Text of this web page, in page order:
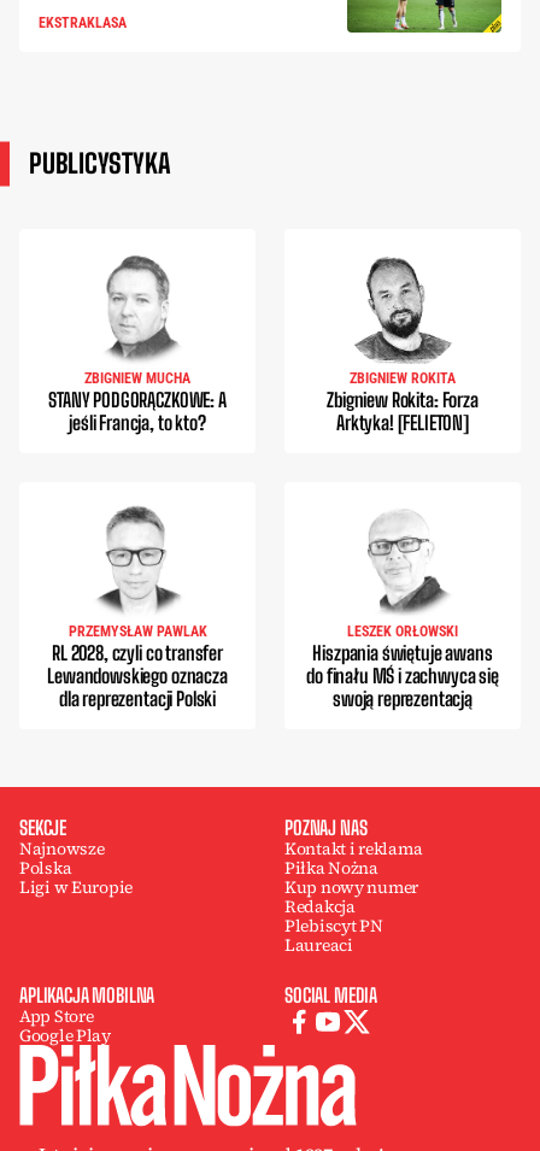
EKSTRAKLASA
PUBLICYSTYKA
ZBIGNIEW MUCHA
STANY PODGORĄCZKOWE: A
jeśli Francja, to kto?
ZBIGNIEW ROKITA
Zbigniew Rokita: Forza
Arktyka! [FELIETON]
PRZEMYSŁAW PAWLAK
RL 2028, czyli co transfer
Lewandowskiego oznacza
dla reprezentacji Polski
LESZEK ORŁOWSKI
Hiszpania świętuje awans
do finału MŚ i zachwyca się
swoją reprezentacją
SEKCJE
Najnowsze
Polska
Ligi w Europie
POZNAJ NAS
Kontakt i reklama
Piłka Nożna
Kup nowy numer
Redakcja
Plebiscyt PN
Laureaci
APLIKACJA MOBILNA
App Store
Google Play
SOCIAL MEDIA